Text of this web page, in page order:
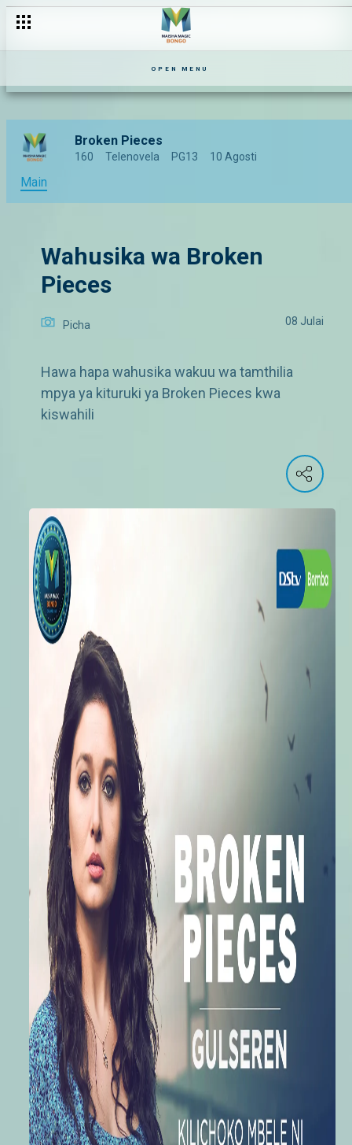
OPEN MENU
Broken Pieces
160 Telenovela PG13 10 Agosti
Main
Wahusika wa Broken
Pieces
Picha 08 Julai
Hawa hapa wahusika wakuu wa tamthilia
mpya ya kituruki ya Broken Pieces kwa
kiswahili